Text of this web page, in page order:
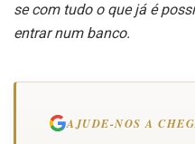
se com tudo o que já é
entrar num banco.
AJUDE-NOS A